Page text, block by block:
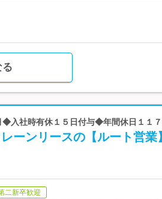
る
◆入社時有休１５日付与◆年間休日１１
ーンリースの【ルート営業】
二新卒歓迎